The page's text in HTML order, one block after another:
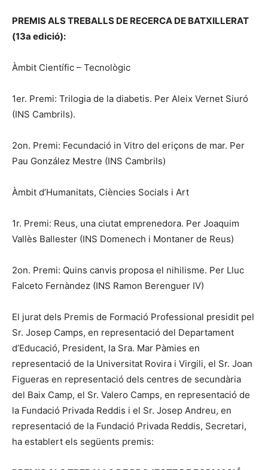
PREMIS ALS TREBALLS DE RECERCA DE BATXILLERAT
(13a edició):
Àmbit Científic – Tecnològic
1er. Premi: Trilogia de la diabetis. Per Aleix Vernet Siuró
(INS Cambrils).
2on. Premi: Fecundació in Vitro del eriçons de mar. Per
Pau González Mestre (INS Cambrils)
Àmbit d’Humanitats, Ciències Socials i Art
1r. Premi: Reus, una ciutat emprenedora. Per Joaquim
Vallès Ballester (INS Domenech i Montaner de Reus)
2on. Premi: Quins canvis proposa el nihilisme. Per Lluc
Falceto Fernàndez (INS Ramon Berenguer IV)
El jurat dels Premis de Formació Professional presidit pel
Sr. Josep Camps, en representació del Departament
d’Educació, President, la Sra. Mar Pàmies en
representació de la Universitat Rovira i Virgili, el Sr. Joan
Figueras en representació dels centres de secundària
del Baix Camp, el Sr. Valero Camps, en representació de
la Fundació Privada Reddis i el Sr. Josep Andreu, en
representació de la Fundació Privada Reddis, Secretari,
ha establert els següents premis: